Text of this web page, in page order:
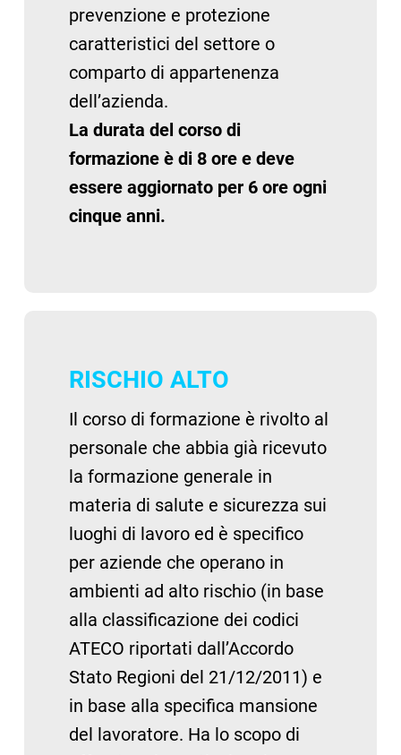
prevenzione e protezione
caratteristici del settore o
comparto di appartenenza
dell’azienda.
La durata del corso di
formazione è di 8 ore e deve
essere aggiornato per 6 ore ogni
cinque anni.
RISCHIO ALTO
Il corso di formazione è rivolto al
personale che abbia già ricevuto
la formazione generale in
materia di salute e sicurezza sui
luoghi di lavoro ed è specifico
per aziende che operano in
ambienti ad alto rischio (in base
alla classificazione dei codici
ATECO riportati dall’Accordo
Stato Regioni del 21/12/2011) e
in base alla specifica mansione
del lavoratore. Ha lo scopo di